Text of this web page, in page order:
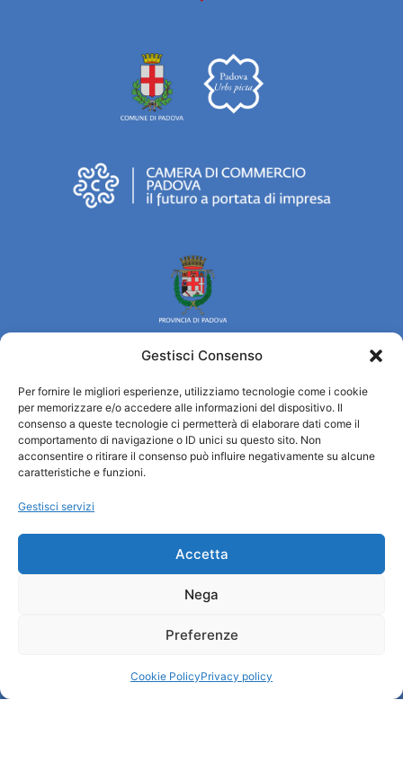
Gestisci Consenso
Per fornire le migliori esperienze, utilizziamo tecnologie come i cookie
per memorizzare e/o accedere alle informazioni del dispositivo. Il
consenso a queste tecnologie ci permetterà di elaborare dati come il
comportamento di navigazione o ID unici su questo sito. Non
acconsentire o ritirare il consenso può influire negativamente su alcune
caratteristiche e funzioni.
Gestisci servizi
Accetta
Nega
Preferenze
Cookie PolicyPrivacy policy
Turismo Padova
Chi siamo
Informazioni e Accoglienza Turistica/IAT
Cookie Policy
Amministrazione trasparente